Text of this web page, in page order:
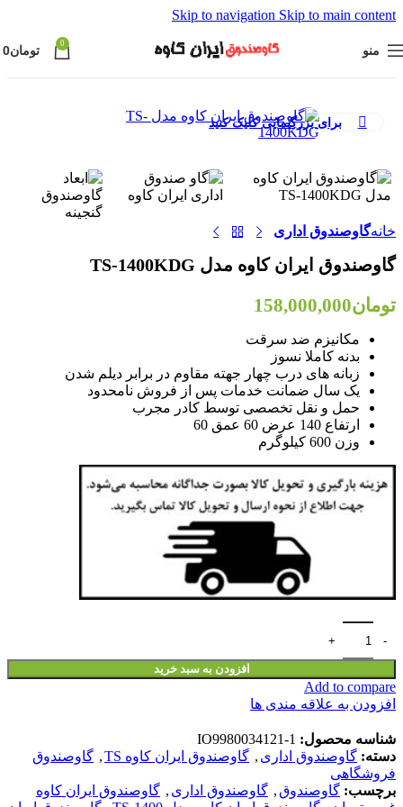
Skip to navigation Skip to main content
منو 0 تومان0
برای بزرگنمایی کلیک کنید
خانهگاوصندوق اداری
گاوصندوق ایران کاوه مدل TS-1400KDG
تومان158,000,000
مکانیزم ضد سرقت
بدنه کاملا نسوز
زبانه های درب چهار جهته مقاوم در برابر دیلم شدن
یک سال ضمانت خدمات پس از فروش نامحدود
حمل و نقل تخصصی توسط کادر مجرب
ارتفاع 140 عرض 60 عمق 60
وزن 600 کیلوگرم
افزودن به سبد خرید
Add to compare
افزودن به علاقه مندی ها
شناسه محصول: IO9980034121-1
دسته: گاوصندوق اداری , گاوصندوق ایران کاوه TS , گاوصندوق
فروشگاهی
برچسب: گاوصندوق , گاوصندوق اداری , گاوصندوق ایران کاوه